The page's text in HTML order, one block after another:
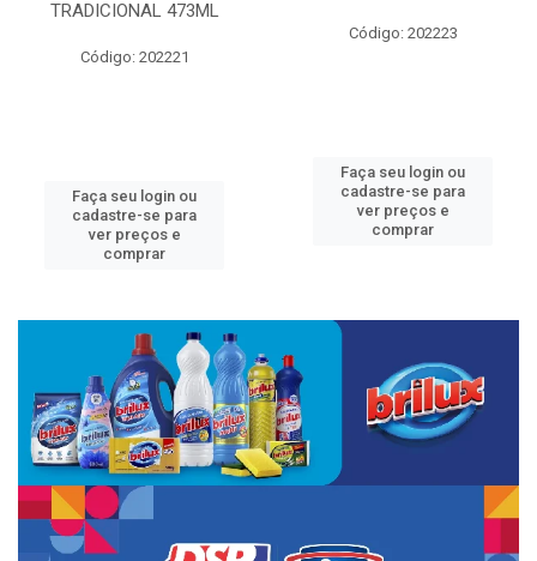
TRADICIONAL 473ML
Código: 202221
Faça seu login ou
cadastre-se para
ver preços e
comprar
Código: 202223
Faça seu login ou
cadastre-se para
ver preços e
comprar